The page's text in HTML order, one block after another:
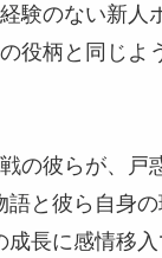
験のない新人
役柄と同じ
の彼らが、戸
と彼ら自身
長に感情移入